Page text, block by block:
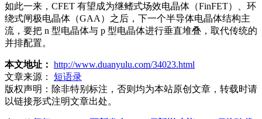
如此一来，CFET 有望成为继鳍式场效电晶体（FinFET）、环
绕式闸极电晶体（GAA）之后，下一个半导体电晶体结构主
流，要把 n 型电晶体与 p 型电晶体进行垂直堆叠，取代传统的
并排配置。
本文地址： http://www.duanyulu.com/34023.html
文章来源：
短语录
版权声明： 除非特别标注，否则均为本站原创文章，转载时请
以链接形式注明文章出处。